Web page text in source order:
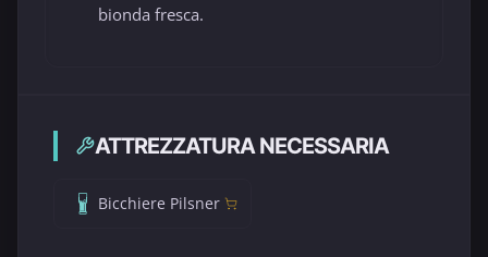
bionda fresca.
ATTREZZATURA NECESSARIA
Bicchiere Pilsner